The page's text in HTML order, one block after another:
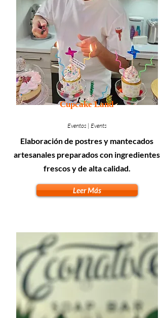
Cupcake Land
Eventos | Events
Elaboración de postres y mantecados
artesanales preparados con ingredientes
frescos y de alta calidad.
Leer Más